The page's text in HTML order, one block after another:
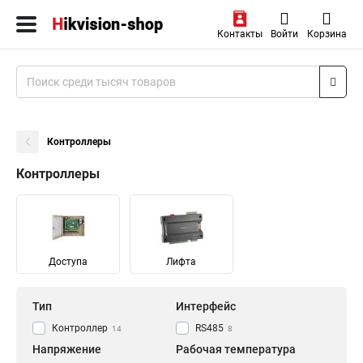
Контакты Войти Корзина
Контроллеры
Контроллеры
Доступа Лифта
Тип
Контроллер 14
Интерфейс
RS485 8
Напряжение Рабочая температура